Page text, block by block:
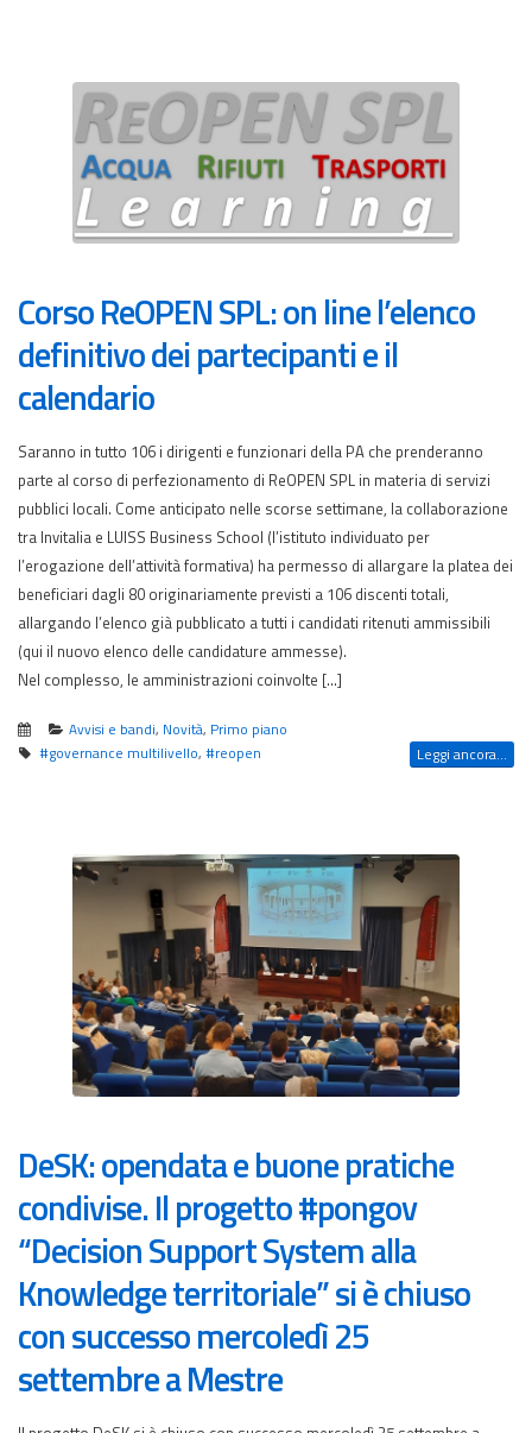
Corso ReOPEN SPL: on line l’elenco
definitivo dei partecipanti e il
calendario
Saranno in tutto 106 i dirigenti e funzionari della PA che prenderanno
parte al corso di perfezionamento di ReOPEN SPL in materia di servizi
pubblici locali. Come anticipato nelle scorse settimane, la collaborazione
tra Invitalia e LUISS Business School (l’istituto individuato per
l’erogazione dell’attività formativa) ha permesso di allargare la platea dei
beneficiari dagli 80 originariamente previsti a 106 discenti totali,
allargando l’elenco già pubblicato a tutti i candidati ritenuti ammissibili
(qui il nuovo elenco delle candidature ammesse).
Nel complesso, le amministrazioni coinvolte […]
Avvisi e bandi, Novità, Primo piano
#governance multilivello, #reopen Leggi ancora...
DeSK: opendata e buone pratiche
condivise. Il progetto #pongov
“Decision Support System alla
Knowledge territoriale” si è chiuso
con successo mercoledì 25
settembre a Mestre